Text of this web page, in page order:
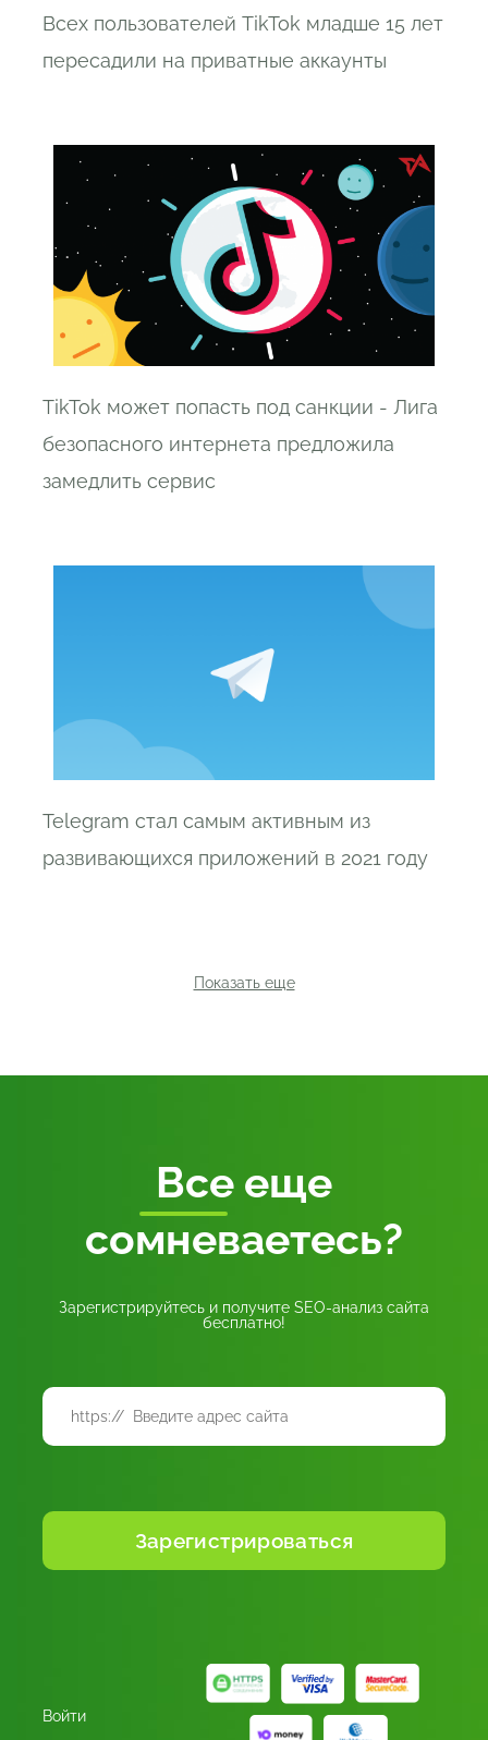
Всех пользователей TikTok младше 15 лет
пересадили на приватные аккаунты
TikTok может попасть под санкции - Лига
безопасного интернета предложила
замедлить сервис
Telegram стал самым активным из
развивающихся приложений в 2021 году
Показать еще
Все еще
сомневаетесь?
Зарегистрируйтесь и получите SEO-анализ сайта
бесплатно!
Войти